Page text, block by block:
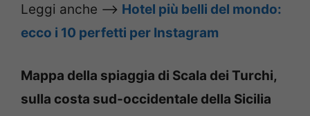
Leggi anche –> Hotel più belli del mondo:
ecco i 10 perfetti per Instagram
Mappa della spiaggia di Scala dei Turchi,
sulla costa sud-occidentale della Sicilia